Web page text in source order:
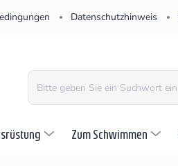
Datenschutzhinweis
Zum Schwimmen